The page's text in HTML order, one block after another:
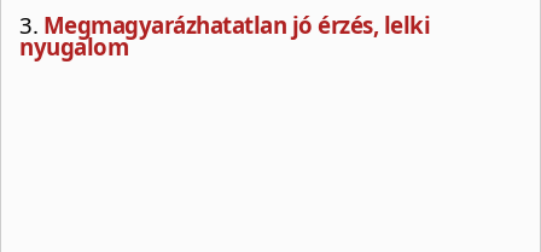
3. Megmagyarázhatatlan jó érzés, lelki
nyugalom